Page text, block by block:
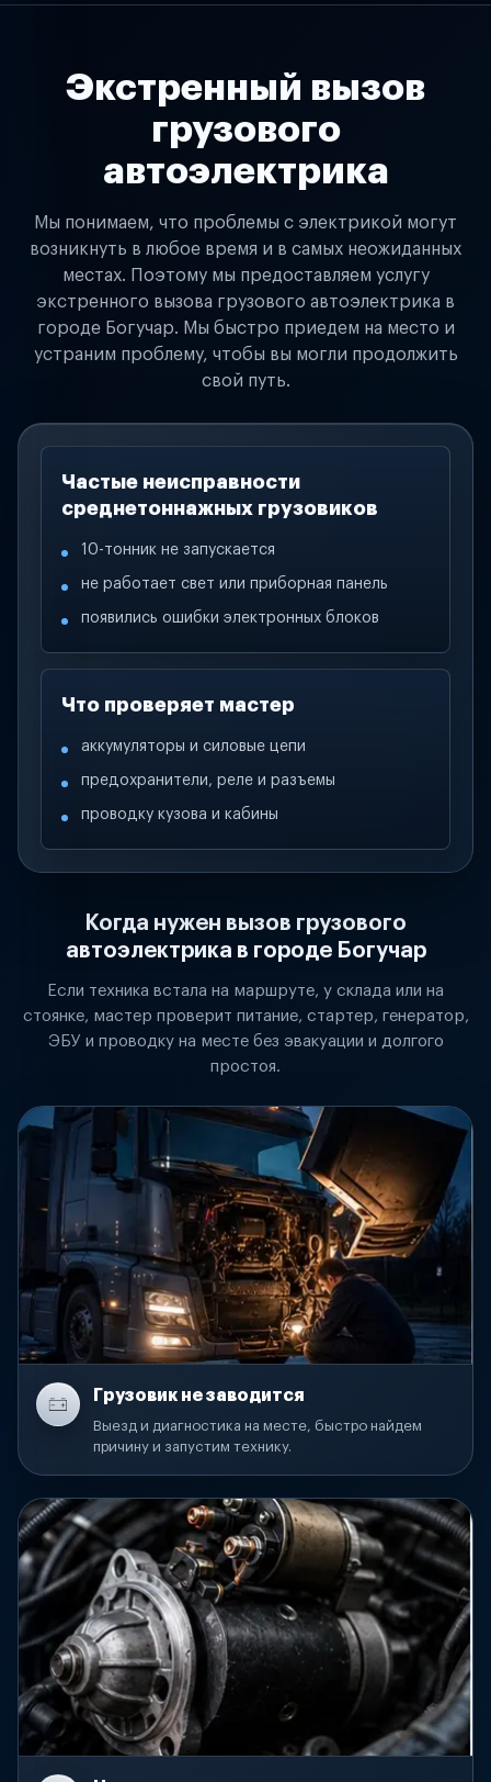
Экстренный вызов
грузового
автоэлектрика
Мы понимаем, что проблемы с электрикой могут
возникнуть в любое время и в самых неожиданных
местах. Поэтому мы предоставляем услугу
экстренного вызова грузового автоэлектрика в
городе Богучар. Мы быстро приедем на место и
устраним проблему, чтобы вы могли продолжить
свой путь.
Частые неисправности
среднетоннажных грузовиков
10-тонник не запускается
не работает свет или приборная панель
появились ошибки электронных блоков
Что проверяет мастер
аккумуляторы и силовые цепи
предохранители, реле и разъемы
проводку кузова и кабины
Когда нужен вызов грузового
автоэлектрика в городе Богучар
Если техника встала на маршруте, у склада или на
стоянке, мастер проверит питание, стартер, генератор,
ЭБУ и проводку на месте без эвакуации и долгого
простоя.
Грузовик не заводится
Выезд и диагностика на месте, быстро найдем
причину и запустим технику.